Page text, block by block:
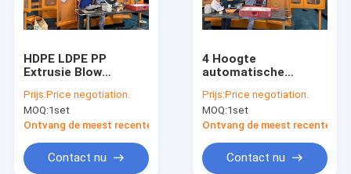
Fabrieksreis
Nieuws
Verzoek om een Citaat
HDPE LDPE PP
Extrusie Blow
Voor Plastic Milk
Flask
Prijs:Price negotiation.
MOQ:1set
Ontvang de meest recente Prijs
Contact nu
4 Hoogte
automatische
blaasgietmachine
voor HDPE LDPE PP
Prijs:Price negotiation.
MOQ:1set
Ontvang de meest recente
Contact nu